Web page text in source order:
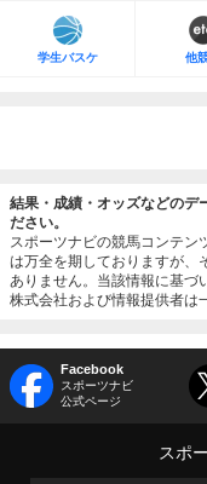
学生バスケ 他
結果・成績・オッズなどのデ
ださい。
スポーツナビの競馬コンテン
は万全を期しておりますが、
ありません。当該情報に基づ
株式会社および情報提供者は
Facebook
スポーツナビ
公式ページ
スポ